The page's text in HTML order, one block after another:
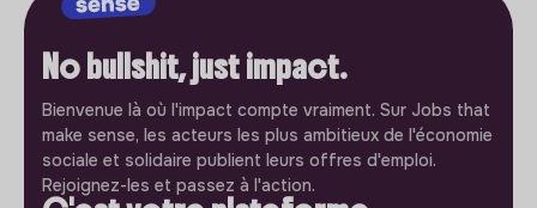
No bullshit, just impact.
Bienvenue là où l'impact compte vraiment. Sur Jobs that
make sense, les acteurs les plus ambitieux de l'économie
sociale et solidaire publient leurs offres d'emploi.
Rejoignez-les et passez à l'action.